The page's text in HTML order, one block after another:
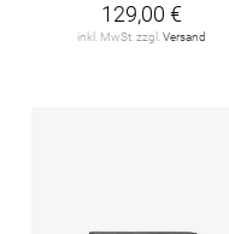
129,00 €
inkl. MwSt. zzgl.Versand